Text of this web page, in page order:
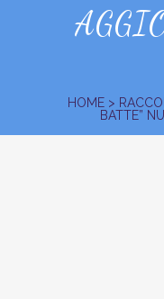
HOME >
BATTE”